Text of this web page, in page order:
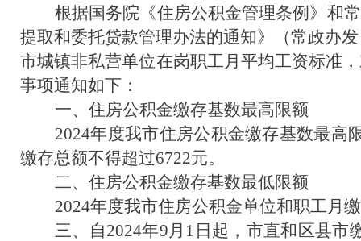
根据国务院《住房公积金管理条例》和常
提取和委托贷款管理办法的通知》（常政办
市城镇非私营单位在岗职工月平均工资标准
事项通知如下：
一、住房公积金缴存基数最高限额
2024年度我市住房公积金缴存基数最高
缴存总额不得超过6722元。
二、住房公积金缴存基数最低限额
2024年度我市住房公积金单位和职工月
三、自2024年9月1日起，市直和区县